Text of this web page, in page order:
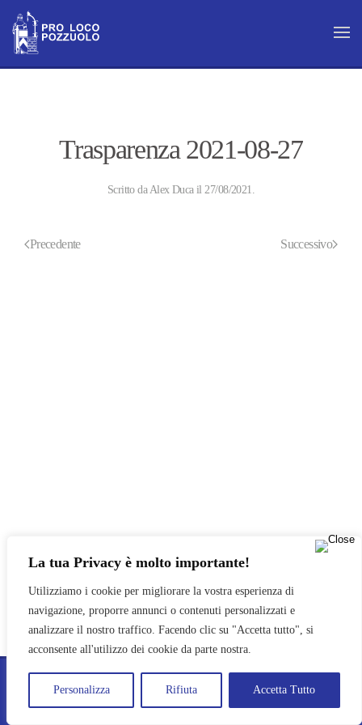
La tua Privacy è molto importante!
Utilizziamo i cookie per migliorare la vostra esperienza di
navigazione, proporre annunci o contenuti personalizzati e
analizzare il nostro traffico. Facendo clic su "Accetta tutto", si
acconsente all'utilizzo dei cookie da parte nostra.
Personalizza Rifiuta Accetta Tutto
Skip to main content
Trasparenza 2021-08-27
Scritto daAlex Ducail27/08/2021.
Precedente Successivo